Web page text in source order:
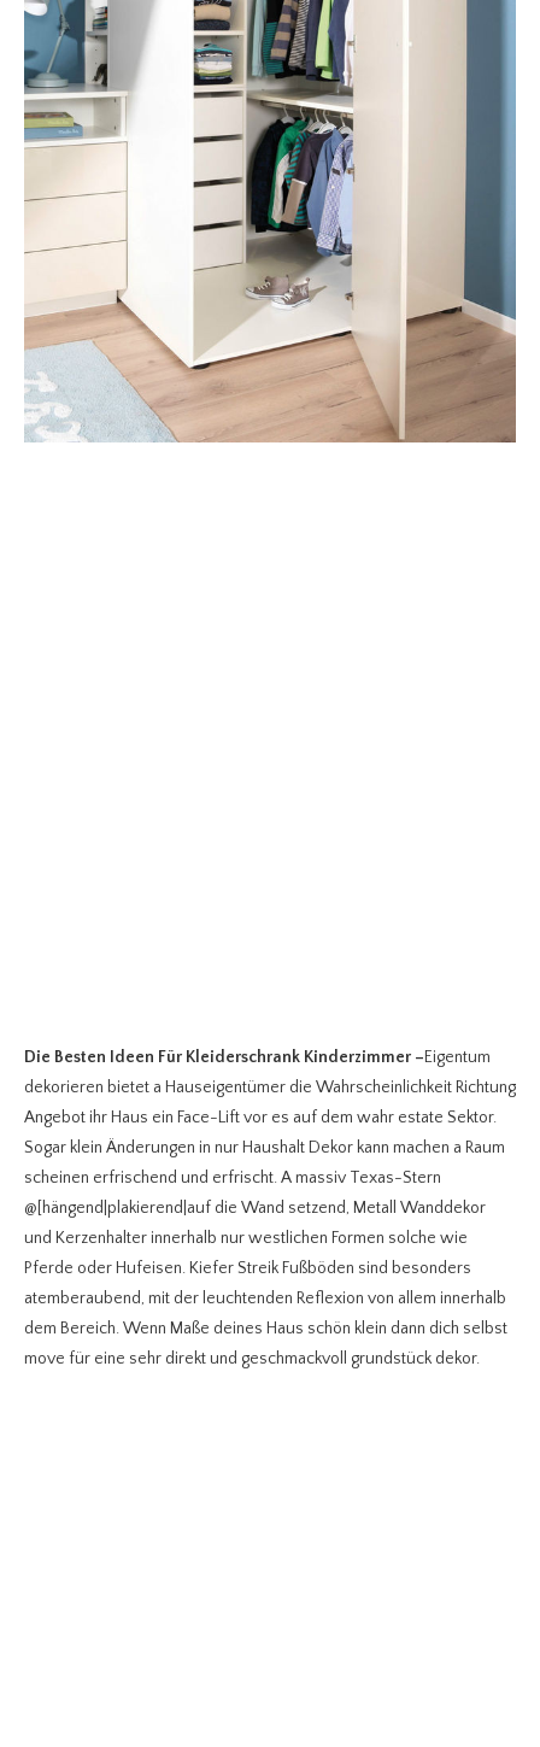
Die Besten Ideen Für Kleiderschrank Kinderzimmer –Eigentum
dekorieren bietet a Hauseigentümer die Wahrscheinlichkeit Richtung
Angebot ihr Haus ein Face-Lift vor es auf dem wahr estate Sektor.
Sogar klein Änderungen in nur Haushalt Dekor kann machen a Raum
scheinen erfrischend und erfrischt. A massiv Texas-Stern
@[hängend|plakierend|auf die Wand setzend, Metall Wanddekor
und Kerzenhalter innerhalb nur westlichen Formen solche wie
Pferde oder Hufeisen. Kiefer Streik Fußböden sind besonders
atemberaubend, mit der leuchtenden Reflexion von allem innerhalb
dem Bereich. Wenn Maße deines Haus schön klein dann dich selbst
move für eine sehr direkt und geschmackvoll grundstück dekor.